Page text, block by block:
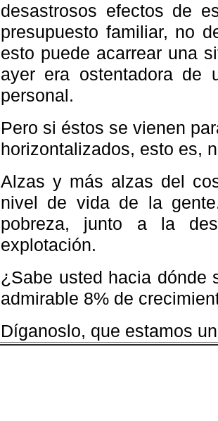
desastrosos efectos de
presupuesto familiar, no
esto puede acarrear una
ayer era ostentadora de
personal.
Pero si éstos se vienen
horizontalizados, esto es,
Alzas y más alzas del
nivel de vida de la
pobreza, junto a la
explotación.
¿Sabe usted hacia dónde
admirable 8% de
Díganoslo, que estamos